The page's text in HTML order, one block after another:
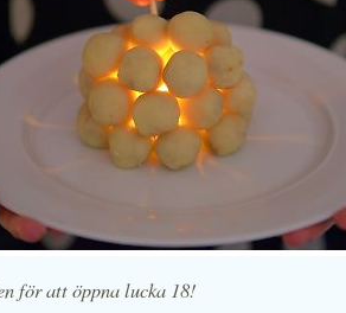
för att öppna lucka 18!